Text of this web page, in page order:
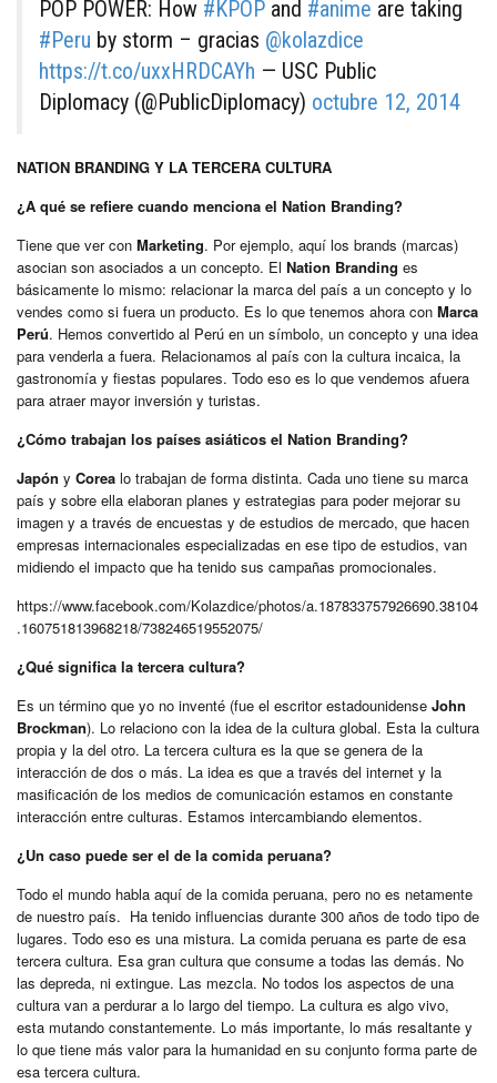
POP POWER: How #KPOP and #anime are taking
#Peru by storm – gracias @kolazdice
https://t.co/uxxHRDCAYh — USC Public
Diplomacy (@PublicDiplomacy) octubre 12, 2014
NATION BRANDING Y LA TERCERA CULTURA
¿A qué se refiere cuando menciona el Nation Branding?
Tiene que ver con Marketing. Por ejemplo, aquí los brands (marcas)
asocian son asociados a un concepto. El Nation Branding es
básicamente lo mismo: relacionar la marca del país a un concepto y lo
vendes como si fuera un producto. Es lo que tenemos ahora con Marca
Perú. Hemos convertido al Perú en un símbolo, un concepto y una idea
para venderla a fuera. Relacionamos al país con la cultura incaica, la
gastronomía y fiestas populares. Todo eso es lo que vendemos afuera
para atraer mayor inversión y turistas.
¿Cómo trabajan los países asiáticos el Nation Branding?
Japón y Corea lo trabajan de forma distinta. Cada uno tiene su marca
país y sobre ella elaboran planes y estrategias para poder mejorar su
imagen y a través de encuestas y de estudios de mercado, que hacen
empresas internacionales especializadas en ese tipo de estudios, van
midiendo el impacto que ha tenido sus campañas promocionales.
https://www.facebook.com/Kolazdice/photos/a.187833757926690.38104
.160751813968218/738246519552075/
¿Qué significa la tercera cultura?
Es un término que yo no inventé (fue el escritor estadounidense John
Brockman). Lo relaciono con la idea de la cultura global. Esta la cultura
propia y la del otro. La tercera cultura es la que se genera de la
interacción de dos o más. La idea es que a través del internet y la
masificación de los medios de comunicación estamos en constante
interacción entre culturas. Estamos intercambiando elementos.
¿Un caso puede ser el de la comida peruana?
Todo el mundo habla aquí de la comida peruana, pero no es netamente
de nuestro país. Ha tenido influencias durante 300 años de todo tipo de
lugares. Todo eso es una mistura. La comida peruana es parte de esa
tercera cultura. Esa gran cultura que consume a todas las demás. No
las depreda, ni extingue. Las mezcla. No todos los aspectos de una
cultura van a perdurar a lo largo del tiempo. La cultura es algo vivo,
esta mutando constantemente. Lo más importante, lo más resaltante y
lo que tiene más valor para la humanidad en su conjunto forma parte de
esa tercera cultura.